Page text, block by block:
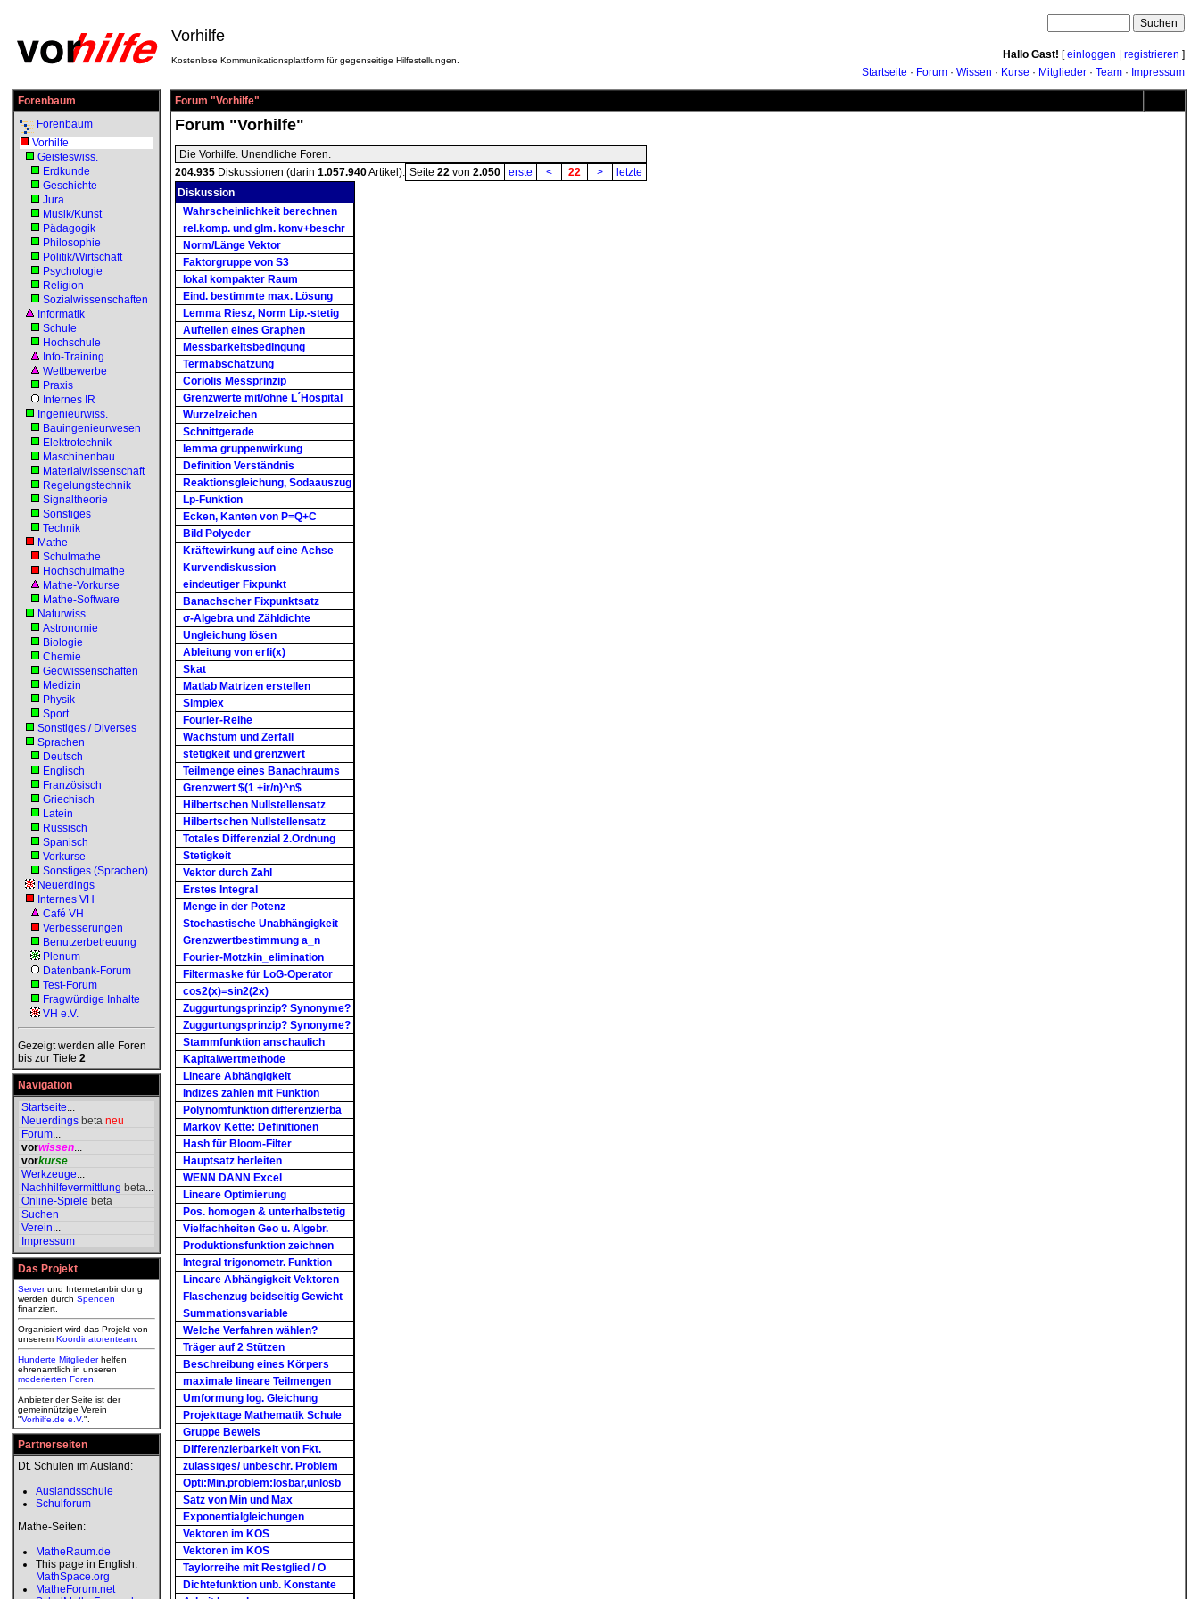
Vorhilfe
Kostenlose Kommunikationsplattform für gegenseitige Hilfestellungen. Hallo Gast! [einloggen registrieren ]
Startseite · Forum · Wissen · Kurse · Mitglieder · Team · Impressum
Forenbaum
Forenbaum
Vorhilfe
Geisteswiss.
Erdkunde
Geschichte
Jura
Musik/Kunst
Pädagogik
Philosophie
Politik/Wirtschaft
Psychologie
Religion
Sozialwissenschaften
Informatik
Schule
Hochschule
Info-Training
Wettbewerbe
Praxis
Internes IR
Ingenieurwiss.
Bauingenieurwesen
Elektrotechnik
Maschinenbau
Materialwissenschaft
Regelungstechnik
Signaltheorie
Sonstiges
Technik
Mathe
Schulmathe
Hochschulmathe
Mathe-Vorkurse
Mathe-Software
Naturwiss.
Astronomie
Biologie
Chemie
Geowissenschaften
Medizin
Physik
Sport
Sonstiges / Diverses
Sprachen
Deutsch
Englisch
Französisch
Griechisch
Latein
Russisch
Spanisch
Vorkurse
Sonstiges (Sprachen)
Neuerdings
Internes VH
Café VH
Verbesserungen
Benutzerbetreuung
Plenum
Datenbank-Forum
Test-Forum
Fragwürdige Inhalte
VH e.V.
Gezeigt werden alle Foren
bis zur Tiefe 2
Navigation
Startseite...
Neuerdings beta neu
Forum...
vorwissen...
vorkurse...
Werkzeuge...
Nachhilfevermittlung beta...
Online-Spiele beta
Suchen
Verein...
Impressum
Das Projekt
Serverund Internetanbindung
werden durch Spenden
finanziert.
Organisiert wird das Projekt von
unserem Koordinatorenteam
Hunderte Mitgliederhelfen
ehrenamtlich in unseren
moderierten Foren
Anbieter der Seite ist der
gemeinnützige Verein
"Vorhilfe.de e.V.".
Partnerseiten
Dt. Schulen im Ausland:
Auslandsschule
Schulforum
Mathe-Seiten:
MatheRaum.de
This page in English:
MathSpace.org
MatheForum.net
Forum "Vorhilfe"
Forum "Vorhilfe"
Die Vorhilfe. Unendliche Foren.
204.935 Diskussionen (darin 1.057.940Artikel). Seite 22 von 2.050 erste < 22 >
letzte
Diskussion
Wahrscheinlichkeit berechnen
rel.komp. und glm. konv+beschr
Norm/Länge Vektor
Faktorgruppe von S3
lokal kompakter Raum
Eind. bestimmte max. Lösung
Lemma Riesz, Norm Lip.-stetig
Aufteilen eines Graphen
Messbarkeitsbedingung
Termabschätzung
Coriolis Messprinzip
Grenzwerte mit/ohne L´Hospital
Wurzelzeichen
Schnittgerade
lemma gruppenwirkung
Definition Verständnis
Reaktionsgleichung, Sodaauszug
Lp-Funktion
Ecken, Kanten von P=Q+C
Bild Polyeder
Kräftewirkung auf eine Achse
Kurvendiskussion
eindeutiger Fixpunkt
Banachscher Fixpunktsatz
σ-Algebra und Zähldichte
Ungleichung lösen
Ableitung von erfi(x)
Skat
Matlab Matrizen erstellen
Simplex
Fourier-Reihe
Wachstum und Zerfall
stetigkeit und grenzwert
Teilmenge eines Banachraums
Grenzwert $(1 +ir/n)^n$
Hilbertschen Nullstellensatz
Hilbertschen Nullstellensatz
Totales Differenzial 2.Ordnung
Stetigkeit
Vektor durch Zahl
Erstes Integral
Menge in der Potenz
Stochastische Unabhängigkeit
Grenzwertbestimmung a_n
Fourier-Motzkin_elimination
Filtermaske für LoG-Operator
cos2(x)=sin2(2x)
Zuggurtungsprinzip? Synonyme?
Zuggurtungsprinzip? Synonyme?
Stammfunktion anschaulich
Kapitalwertmethode
Lineare Abhängigkeit
Indizes zählen mit Funktion
Polynomfunktion differenzierba
Markov Kette: Definitionen
Hash für Bloom-Filter
Hauptsatz herleiten
WENN DANN Excel
Lineare Optimierung
Pos. homogen & unterhalbstetig
Vielfachheiten Geo u. Algebr.
Produktionsfunktion zeichnen
Integral trigonometr. Funktion
Lineare Abhängigkeit Vektoren
Flaschenzug beidseitig Gewicht
Summationsvariable
Welche Verfahren wählen?
Träger auf 2 Stützen
Beschreibung eines Körpers
maximale lineare Teilmengen
Umformung log. Gleichung
Projekttage Mathematik Schule
Gruppe Beweis
Differenzierbarkeit von Fkt.
zulässiges/ unbeschr. Problem
Opti:Min.problem:lösbar,unlösb
Satz von Min und Max
Exponentialgleichungen
Vektoren im KOS
Vektoren im KOS
Taylorreihe mit Restglied / O
Dichtefunktion unb. Konstante